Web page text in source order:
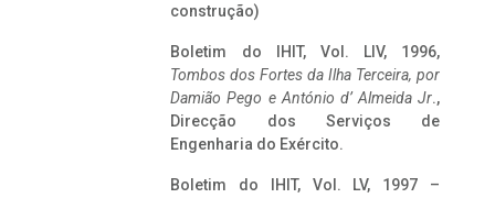
construção)
Boletim do IHIT, Vol. LIV, 1996,
Tombos dos Fortes da Ilha Terceira, por
Damião Pego e António d’ Almeida Jr.,
Direcção dos Serviços de
Engenharia do Exército.
Boletim do IHIT, Vol. LV, 1997 –